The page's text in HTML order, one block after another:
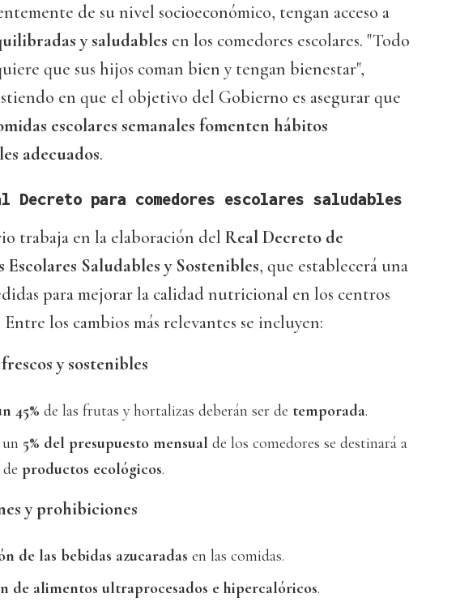
de su nivel socioeconómico, tengan acceso a
y saludables en los comedores escolares. "Todo
que sus hijos coman bien y tengan bienestar",
en que el objetivo del Gobierno es asegurar que
escolares semanales fomenten hábitos
adecuados.
Decreto para comedores escolares saludables
trabaja en la elaboración del Real Decreto de
Escolares Saludables y Sostenibles, que establecerá una
para mejorar la calidad nutricional en los centros
los cambios más relevantes se incluyen:
y sostenibles
45% de las frutas y hortalizas deberán ser de temporada.
5% del presupuesto mensual de los comedores se destinará a
productos ecológicos.
y prohibiciones
de las bebidas azucaradas en las comidas.
de alimentos ultraprocesados e hipercalóricos.